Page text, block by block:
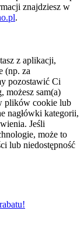
znajdziesz w
.
z aplikacji,
(np. za
pozostawić Ci
możesz sam(a)
plików cookie lub
nagłówki kategorii,
Jeśli
może to
lub niedostępność